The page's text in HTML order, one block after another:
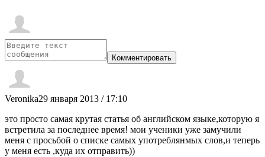
Veronika29 января 2013 / 17:10
это просто самая крутая статья об английском языке,которую я
встретила за последнее время! мои ученики уже замучили
меня с просьбой о списке самых употреблянмых слов,и теперь
у меня есть ,куда их отправить))